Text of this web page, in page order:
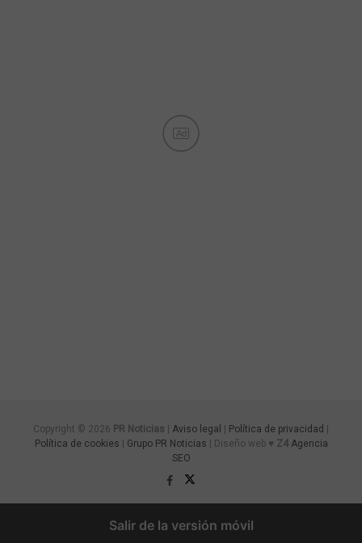
Ad
Copyright © 2026 PR Noticias Aviso legal Política de privacidad
Política de cookies
Grupo PR Noticias | Diseño web ♥ Z4 Agencia
SEO
Salir de la versión móvil